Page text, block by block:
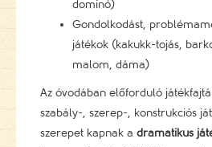
dominó)
Gondolkodást,
játékok (kakukk-tojás,
malom, dáma)
Az óvodában előforduló
szabály-, szerep-, konstrukciós
szerepet kapnak a dramatikus